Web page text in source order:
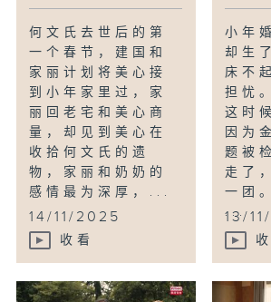
何文氏去世后的第
一个春节，建国和
家丽计划将美心接
到小年家里过，家
丽回老宅和美心商
量，却见到美心在
收拾何文氏的遗
物，家丽和奶奶的
感情最为深厚，...
14/11/2025
收看
小年
却生
床不
担忧
这时
因为
题被
走了
一团。
...
13/